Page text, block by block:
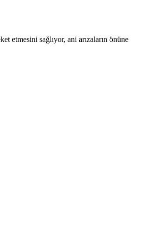
etmesini sağlıyor, ani arızaların önüne